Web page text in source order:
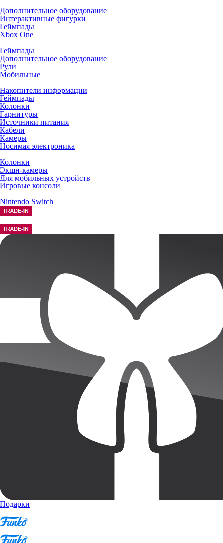
Дополнительное оборудование
Интерактивные фигурки
Геймпады
Xbox One
Геймпады
Дополнительное оборудование
Рули
Мобильные
Накопители информации
Геймпады
Колонки
Гарнитуры
Источники питания
Кабели
Камеры
Носимая электроника
Колонки
Экшн-камеры
Для мобильных устройств
Игровые консоли
Nintendo Switch
Подарки